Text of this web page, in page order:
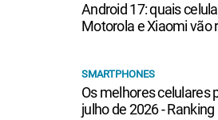
Android 17: quais
Motorola e Xiaomi vão
SMARTPHONES
Os melhores celulares
julho de 2026 -